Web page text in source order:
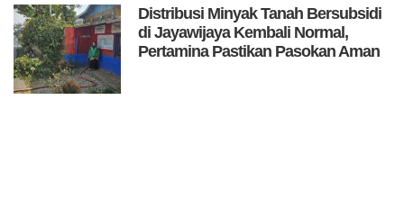
Distribusi Minyak Tanah Bersubsidi
di Jayawijaya Kembali Normal,
Pertamina Pastikan Pasokan Aman